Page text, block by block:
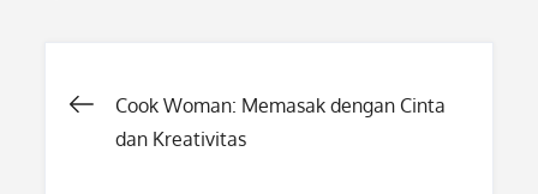
Post
Cook Woman: Memasak dengan Cinta
dan Kreativitas